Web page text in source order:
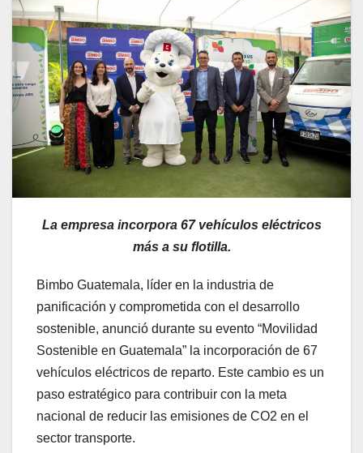
La empresa incorpora 67 vehículos eléctricos
más a su flotilla.
Bimbo Guatemala, líder en la industria de
panificación y comprometida con el desarrollo
sostenible, anunció durante su evento “Movilidad
Sostenible en Guatemala” la incorporación de 67
vehículos eléctricos de reparto. Este cambio es un
paso estratégico para contribuir con la meta
nacional de reducir las emisiones de CO2 en el
sector transporte.